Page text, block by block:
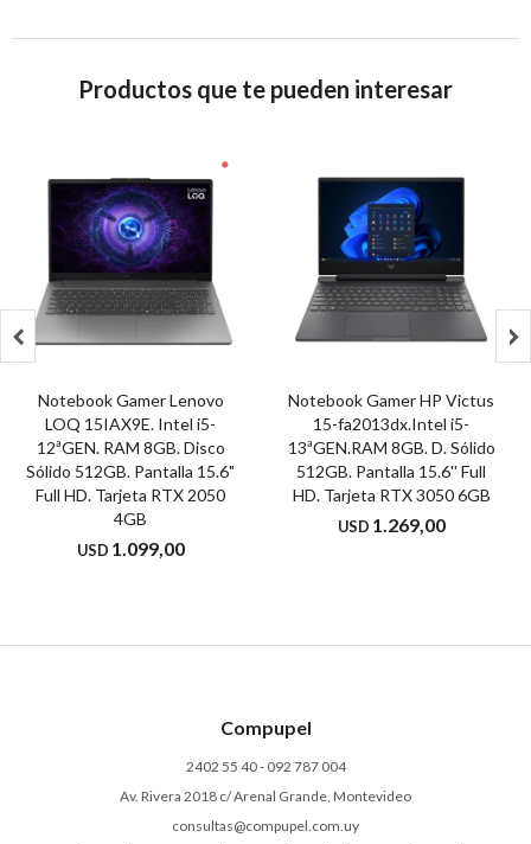
Productos que te pueden interesar
Notebook Gamer Lenovo
LOQ 15IAX9E. Intel i5-
12ªGEN. RAM 8GB. Disco
Sólido 512GB. Pantalla 15.6"
Full HD. Tarjeta RTX 2050
4GB
USD 1.099,00
Notebook Gamer HP Victus
15-fa2013dx.Intel i5-
13ªGEN.RAM 8GB. D. Sólido
512GB. Pantalla 15.6'' Full
HD. Tarjeta RTX 3050 6GB
USD 1.269,00
 
Compupel
2402 55 40 - 092 787 004
Av. Rivera 2018 c/ Arenal Grande, Montevideo
consultas@compupel.com.uy